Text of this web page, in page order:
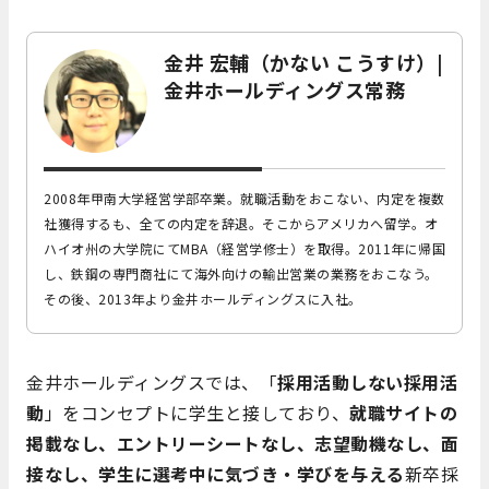
金井 宏輔（かない こうすけ）|
金井ホールディングス常務
2008年甲南大学経営学部卒業。就職活動をおこない、内定を複数
社獲得するも、全ての内定を辞退。そこからアメリカへ留学。オ
ハイオ州の大学院にてMBA（経営学修士）を取得。2011年に帰国
し、鉄鋼の専門商社にて海外向けの輸出営業の業務をおこなう。
その後、2013年より金井ホールディングスに入社。
金井ホールディングスでは、「採用活動しない採用活
動」をコンセプトに学生と接しており、 就職サイトの
掲載なし、エントリーシートなし、志望動機なし、面
接なし、学生に選考中に気づき・学びを与える新卒採